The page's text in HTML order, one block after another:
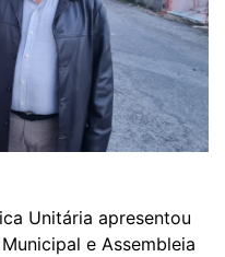
Unitária apresentou
e Assembleia